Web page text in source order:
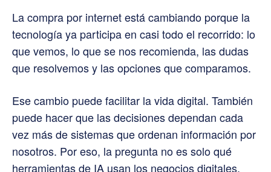
La compra por internet está cambiando porque la
tecnología ya participa en casi todo el recorrido: lo
que vemos, lo que se nos recomienda, las dudas
que resolvemos y las opciones que comparamos.
Ese cambio puede facilitar la vida digital. También
puede hacer que las decisiones dependan cada
vez más de sistemas que ordenan información por
nosotros. Por eso, la pregunta no es solo qué
herramientas de IA usan los negocios digitales.